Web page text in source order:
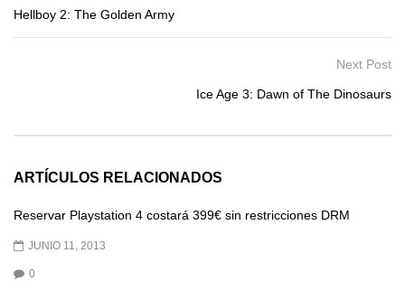
Hellboy 2: The Golden Army
Next Post
Ice Age 3: Dawn of The Dinosaurs
ARTÍCULOS RELACIONADOS
Reservar Playstation 4 costará 399€ sin restricciones DRM
JUNIO 11, 2013
0